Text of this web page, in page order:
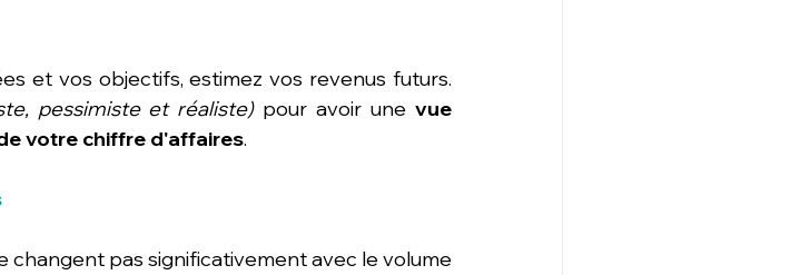
et vos objectifs, estimez vos revenus futurs.
pessimiste et réaliste) pour avoir une vue
votre chiffre d'affaires.
changent pas significativement avec le volume